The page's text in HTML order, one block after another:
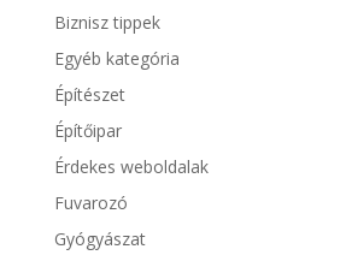
Biznisz tippek
Egyéb kategória
Építészet
Építőipar
Érdekes weboldalak
Fuvarozó
Gyógyászat